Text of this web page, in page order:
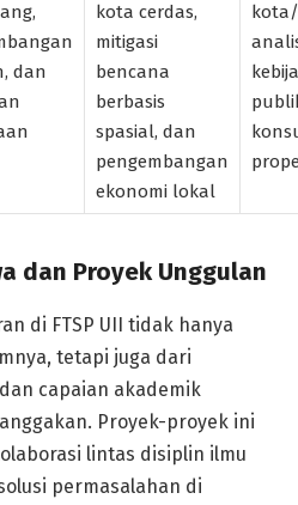
dan
kota cerdas,
mitigasi
bencana
berbasis
spasial, dan
pengembangan
ekonomi lokal
dan Proyek Unggulan
di FTSP UII tidak hanya
tetapi juga dari
capaian akademik
Proyek-proyek ini
lintas disiplin ilmu
permasalahan di